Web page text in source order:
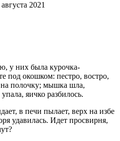
2021
у них была курочка-
под окошком: пестро, востро,
полочку; мышка шла,
яичко разбилось.
в печи пылает, верх на избе
удавилась. Идет просвирня,